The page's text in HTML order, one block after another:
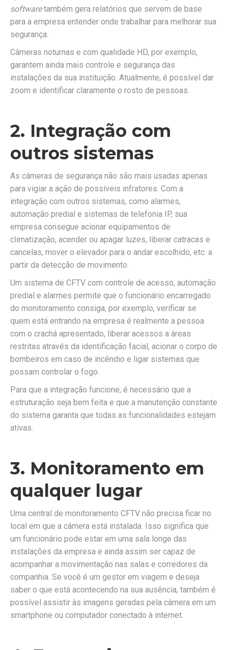
softwaretambém gera relatórios que servem de base
para a empresa entender onde trabalhar para melhorar sua
segurança.
Câmeras noturnas e com qualidade HD, por exemplo,
garantem ainda mais controle e segurança das
instalações da sua instituição. Atualmente, é possível dar
zoom e identificar claramente o rosto de pessoas.
2. Integração com
outros sistemas
As câmeras de segurança não são mais usadas apenas
para vigiar a ação de possíveis infratores. Com a
integração com outros sistemas, como alarmes,
automação predial e sistemas de telefonia IP, sua
empresa consegue acionar equipamentos de
climatização, acender ou apagar luzes, liberar catracas e
cancelas, mover o elevador para o andar escolhido, etc. a
partir da detecção de movimento.
Um sistema de CFTV com controle de acesso, automação
predial e alarmes permite que o funcionário encarregado
do monitoramento consiga, por exemplo, verificar se
quem está entrando na empresa é realmente a pessoa
com o crachá apresentado, liberar acessos a áreas
restritas através da identificação facial, acionar o corpo de
bombeiros em caso de incêndio e ligar sistemas que
possam controlar o fogo.
Para que a integração funcione, é necessário que a
estruturação seja bem feita e que a manutenção constante
do sistema garanta que todas as funcionalidades estejam
ativas.
3. Monitoramento em
qualquer lugar
Uma central de monitoramento CFTV não precisa ficar no
local em que a câmera está instalada. Isso significa que
um funcionário pode estar em uma sala longe das
instalações da empresa e ainda assim ser capaz de
acompanhar a movimentação nas salas e corredores da
companhia. Se você é um gestor em viagem e deseja
saber o que está acontecendo na sua ausência, também é
possível assistir às imagens geradas pela câmera em um
smartphone ou computador conectado à internet.